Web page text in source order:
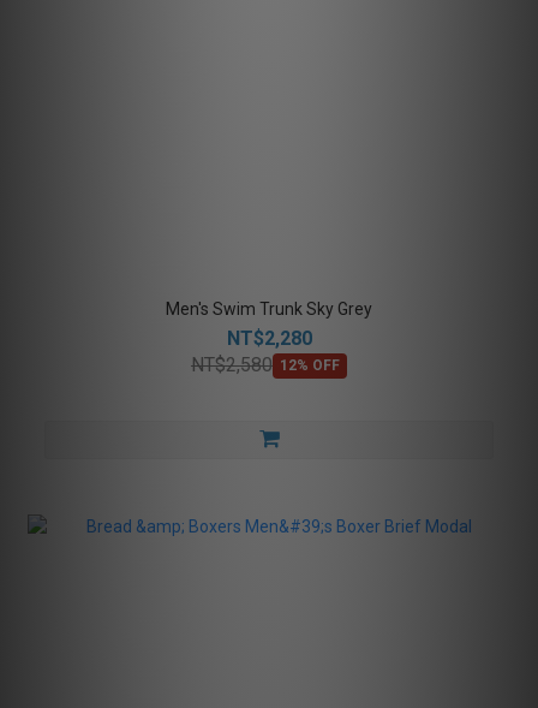
Men's Swim Trunk Sky Grey
NT$2,280
NT$2,580 12% OFF